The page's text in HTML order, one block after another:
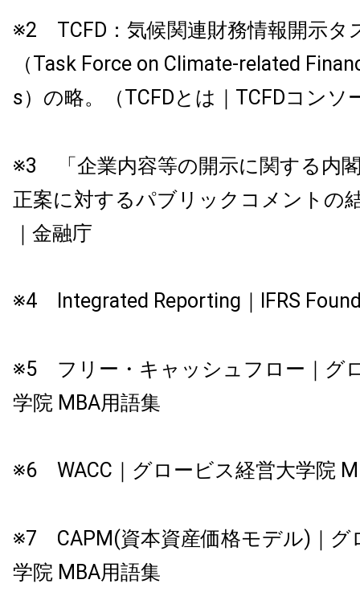
※2 TCFD：気候関連財務情報開示タ
（Task Force on Climate-related
s）の略。（TCFDとは｜TCFDコンソ
※3 「企業内容等の開示に関する内
正案に対するパブリックコメントの
｜金融庁
※4 Integrated Reporting｜IFRS
※5 フリー・キャッシュフロー｜グ
学院 MBA用語集
※6 WACC｜グロービス経営大学院
※7 CAPM(資本資産価格モデル)｜グ
学院 MBA用語集